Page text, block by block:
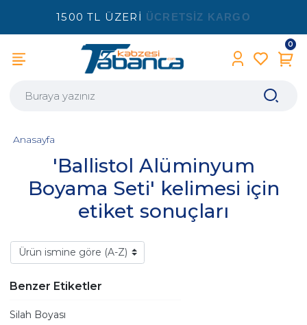
1500 TL ÜZERİ ÜCRETSİZ KARGO
0
'Ballistol Alüminyum
Boyama Seti' kelimesi için
etiket sonuçları
Anasayfa
Benzer Etiketler
Silah Boyası